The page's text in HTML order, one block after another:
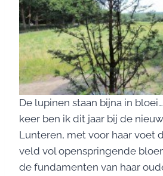
De lupinen staan bijna in
keer ben ik dit jaar bij de
Lunteren, met voor haar voet
veld vol openspringende
de fundamenten van haar